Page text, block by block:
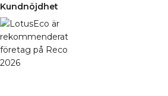
Kundnöjdhet